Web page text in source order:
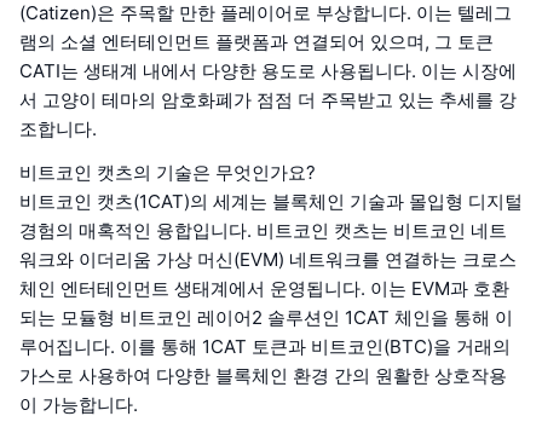
(Catizen)은 주목할 만한 플레이어로 부상합니다. 이는 텔레그
램의 소셜 엔터테인먼트 플랫폼과 연결되어 있으며, 그 토큰
CATI는 생태계 내에서 다양한 용도로 사용됩니다. 이는 시장에
서 고양이 테마의 암호화폐가 점점 더 주목받고 있는 추세를 강
조합니다.
비트코인 캣츠의 기술은 무엇인가요?
비트코인 캣츠(1CAT)의 세계는 블록체인 기술과 몰입형 디지털
경험의 매혹적인 융합입니다. 비트코인 캣츠는 비트코인 네트
워크와 이더리움 가상 머신(EVM) 네트워크를 연결하는 크로스
체인 엔터테인먼트 생태계에서 운영됩니다. 이는 EVM과 호환
되는 모듈형 비트코인 레이어2 솔루션인 1CAT 체인을 통해 이
루어집니다. 이를 통해 1CAT 토큰과 비트코인(BTC)을 거래의
가스로 사용하여 다양한 블록체인 환경 간의 원활한 상호작용
이 가능합니다.